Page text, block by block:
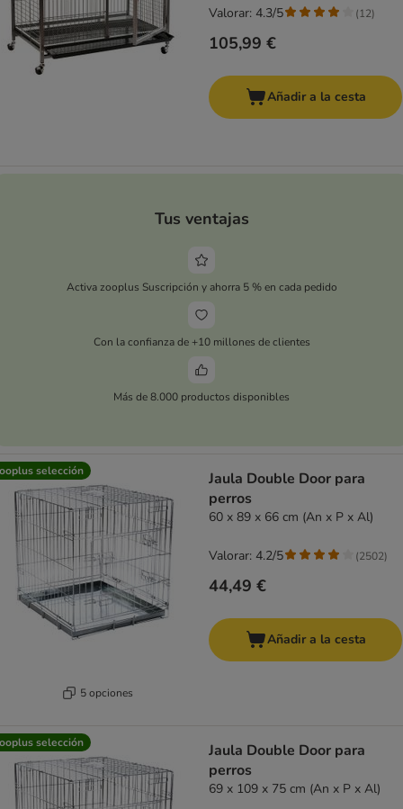
105,99 €
Valorar: 4.3/5 (12)
Añadir a la cesta
Tus ventajas
Activa zooplus Suscripción y ahorra 5 % en cada pedido
Con la confianza de +10 millones de clientes
Más de 8.000 productos disponibles
selección
5 opciones
Jaula Double Door para
perros
60 x 89 x 66 cm (An x P x Al)
44,49 €
Valorar: 4.2/5 (2502)
Añadir a la cesta
selección
Jaula Double Door para
perros
69 x 109 x 75 cm (An x P x Al)